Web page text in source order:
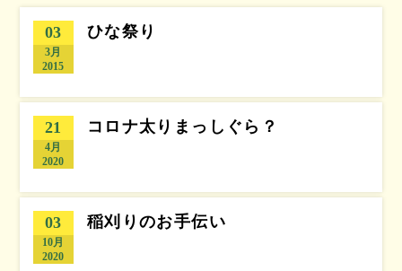
03
3月
2015
ひな祭り
21
4月
2020
コロナ太りまっしぐら？
03
10月
2020
稲刈りのお手伝い